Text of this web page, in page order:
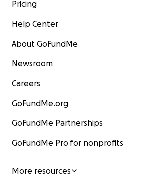
Pricing
Help Center
About GoFundMe
Newsroom
Careers
GoFundMe.org
GoFundMe Partnerships
GoFundMe Pro for nonprofits
More resources